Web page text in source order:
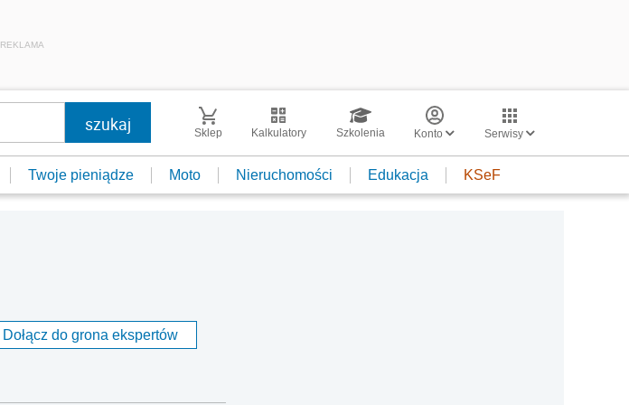
REKLAMA
Sklep Kalkulatory Szkolenia Konto Serwisy
Twoje pieniądze Moto Nieruchomości Edukacja KSeF
Dołącz do grona ekspertów